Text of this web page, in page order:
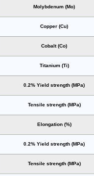
Molybdenum (Mo)
Copper (Cu)
Cobalt (Co)
Titanium (Ti)
0.2% Yield strength (MPa)
Tensile strength (MPa)
Elongation (%)
0.2% Yield strength (MPa)
Tensile strength (MPa)